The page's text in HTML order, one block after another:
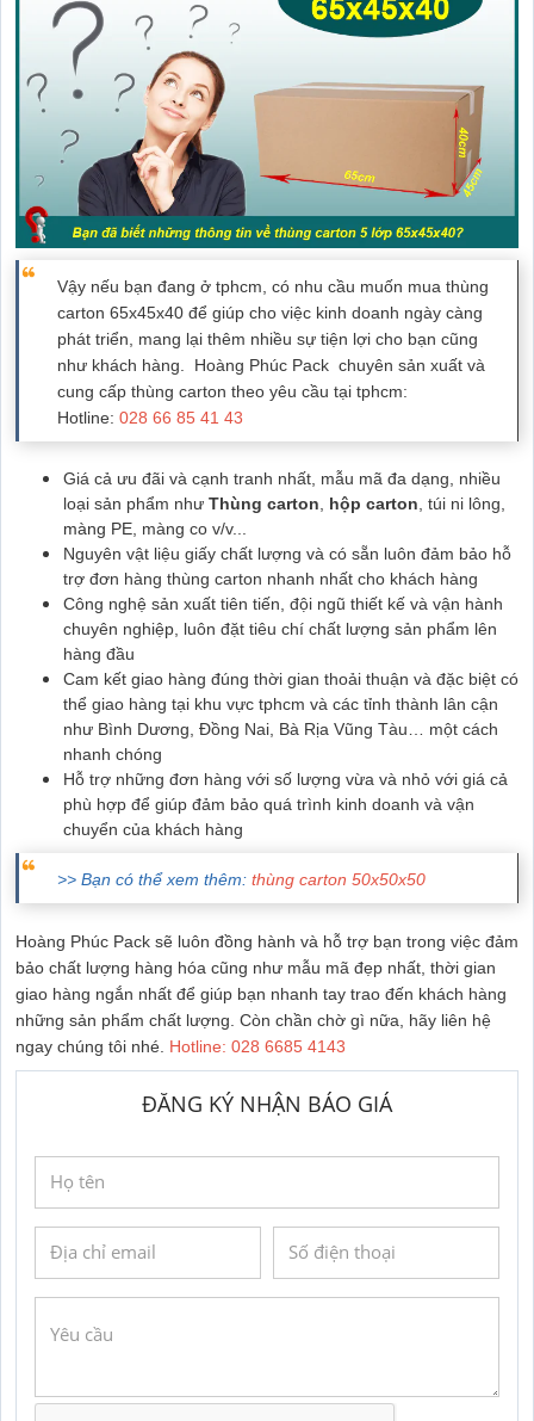
Vậy nếu bạn đang ở tphcm, có nhu cầu muốn mua thùng
carton 65x45x40 để giúp cho việc kinh doanh ngày càng
phát triển, mang lại thêm nhiều sự tiện lợi cho bạn cũng
như khách hàng. Hoàng Phúc Pack chuyên sản xuất và
cung cấp thùng carton theo yêu cầu tại tphcm:
Hotline: 028 66 85 41 43
Giá cả ưu đãi và cạnh tranh nhất, mẫu mã đa dạng, nhiều
loại sản phẩm như Thùng carton, hộp carton, túi ni lông,
màng PE, màng co v/v...
Nguyên vật liệu giấy chất lượng và có sẵn luôn đảm bảo hỗ
trợ đơn hàng thùng carton nhanh nhất cho khách hàng
Công nghệ sản xuất tiên tiến, đội ngũ thiết kế và vận hành
chuyên nghiệp, luôn đặt tiêu chí chất lượng sản phẩm lên
hàng đầu
Cam kết giao hàng đúng thời gian thoải thuận và đặc biệt có
thể giao hàng tại khu vực tphcm và các tỉnh thành lân cận
như Bình Dương, Đồng Nai, Bà Rịa Vũng Tàu… một cách
nhanh chóng
Hỗ trợ những đơn hàng với số lượng vừa và nhỏ với giá cả
phù hợp để giúp đảm bảo quá trình kinh doanh và vận
chuyển của khách hàng
>> Bạn có thể xem thêm: thùng carton 50x50x50
Hoàng Phúc Pack sẽ luôn đồng hành và hỗ trợ bạn trong việc đảm
bảo chất lượng hàng hóa cũng như mẫu mã đẹp nhất, thời gian
giao hàng ngắn nhất để giúp bạn nhanh tay trao đến khách hàng
những sản phẩm chất lượng. Còn chần chờ gì nữa, hãy liên hệ
ngay chúng tôi nhé. Hotline: 028 6685 4143
ĐĂNG KÝ NHẬN BÁO GIÁ